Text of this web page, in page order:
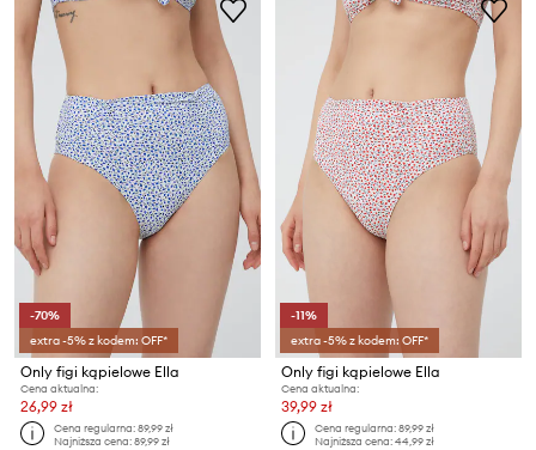
-70%
extra -5% z kodem: OFF*
Only figi kąpielowe Ella
Cena aktualna:
26,99 zł
Cena regularna:89,99 zł
Najniższa cena:89,99 zł
-11%
extra -5% z kodem: OFF*
Only figi kąpielowe Ella
Cena aktualna:
39,99 zł
Cena regularna:89,99 zł
Najniższa cena:44,99 zł